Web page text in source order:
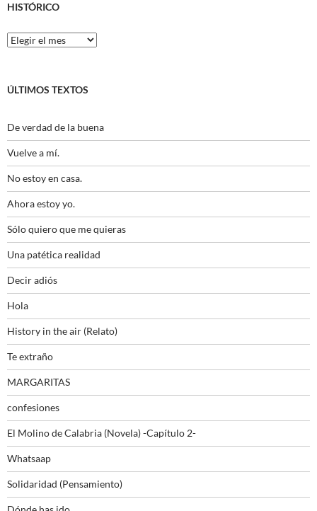
HISTÓRICO
Histórico
ÚLTIMOS TEXTOS
De verdad de la buena
Vuelve a mí.
No estoy en casa.
Ahora estoy yo.
Sólo quiero que me quieras
Una patética realidad
Decir adiós
Hola
History in the air (Relato)
Te extraño
MARGARITAS
confesiones
El Molino de Calabria (Novela) -Capítulo 2-
Whatsaap
Solidaridad (Pensamiento)